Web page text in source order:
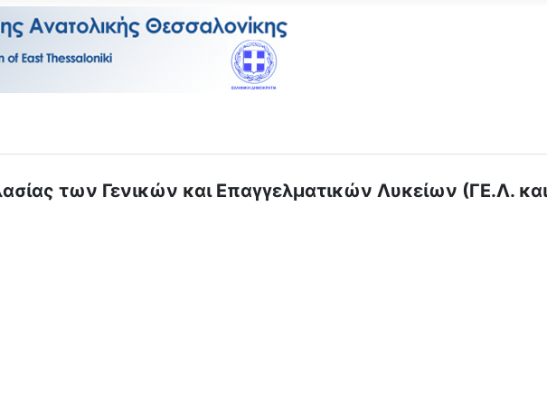
των Γενικών και Επαγγελματικών Λυκείων (ΓΕ.Λ.